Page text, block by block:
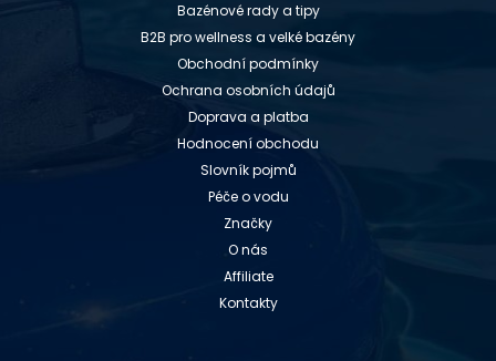
Bazénové rady a tipy
B2B pro wellness a velké bazény
Obchodní podmínky
Ochrana osobních údajů
Doprava a platba
Hodnocení obchodu
Slovník pojmů
Péče o vodu
Značky
O nás
Affiliate
Kontakty